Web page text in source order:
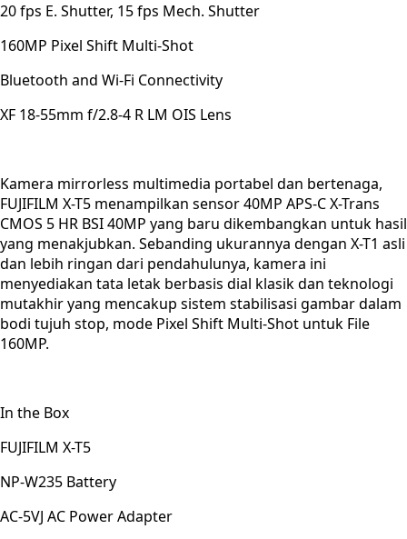
20 fps E. Shutter, 15 fps Mech. Shutter
160MP Pixel Shift Multi-Shot
Bluetooth and Wi-Fi Connectivity
XF 18-55mm f/2.8-4 R LM OIS Lens
Kamera mirrorless multimedia portabel dan bertenaga,
FUJIFILM X-T5 menampilkan sensor 40MP APS-C X-Trans
CMOS 5 HR BSI 40MP yang baru dikembangkan untuk hasil
yang menakjubkan. Sebanding ukurannya dengan X-T1 asli
dan lebih ringan dari pendahulunya, kamera ini
menyediakan tata letak berbasis dial klasik dan teknologi
mutakhir yang mencakup sistem stabilisasi gambar dalam
bodi tujuh stop, mode Pixel Shift Multi-Shot untuk File
160MP.
In the Box
FUJIFILM X-T5
NP-W235 Battery
AC-5VJ AC Power Adapter